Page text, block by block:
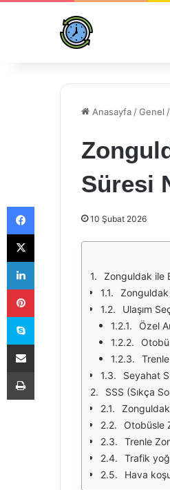
Anasayfa /Genel /
Süresi
10 Şubat 2026
Zonguldak ile
Zonguldak
Ulaşım
Özel
Seyahat
SSS (Sıkça
Zonguldak
Otobüsle
Trenle
Trafik
Hava
Facebook
X
LinkedIn
Pinterest
Skype
E-Posta ile paylaş